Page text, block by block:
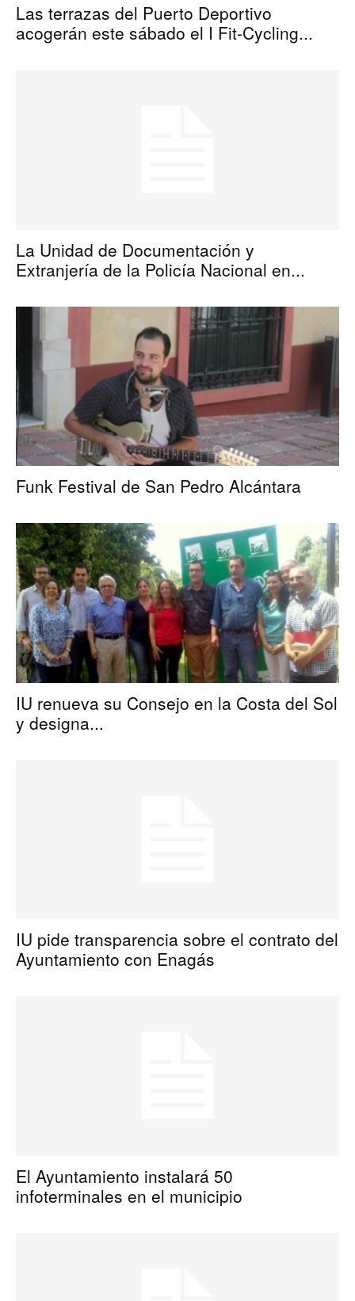
Las terrazas del Puerto Deportivo
acogerán este sábado el I Fit-Cycling...
La Unidad de Documentación y
Extranjería de la Policía Nacional en...
Funk Festival de San Pedro Alcántara
IU renueva su Consejo en la Costa del Sol
y designa...
IU pide transparencia sobre el contrato del
Ayuntamiento con Enagás
El Ayuntamiento instalará 50
infoterminales en el municipio